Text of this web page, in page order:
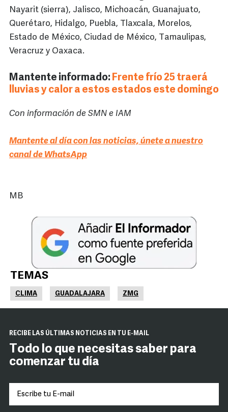
Nayarit (sierra), Jalisco, Michoacán, Guanajuato,
Querétaro, Hidalgo, Puebla, Tlaxcala, Morelos,
Estado de México, Ciudad de México, Tamaulipas,
Veracruz y Oaxaca.
Mantente informado: Frente frío 25 traerá
lluvias y calor a estos estados este domingo
Con información de SMN e IAM
Mantente al día con las noticias, únete a nuestro
canal de WhatsApp
MB
TEMAS
CLIMA GUADALAJARA ZMG
RECIBE LAS ÚLTIMAS NOTICIAS EN TU E-MAIL
Todo lo que necesitas saber para
comenzar tu día